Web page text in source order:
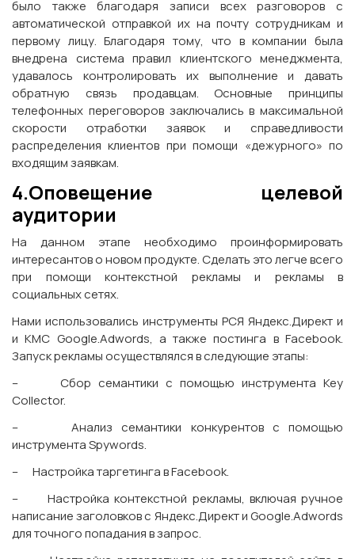
было также благодаря записи всех разговоров с
автоматической отправкой их на почту сотрудникам и
первому лицу. Благодаря тому, что в компании была
внедрена система правил клиентского менеджмента,
удавалось контролировать их выполнение и давать
обратную связь продавцам. Основные принципы
телефонных переговоров заключались в максимальной
скорости отработки заявок и справедливости
распределения клиентов при помощи «дежурного» по
входящим заявкам.
4.Оповещение целевой
аудитории
На данном этапе необходимо проинформировать
интересантов о новом продукте. Сделать это легче всего
при помощи контекстной рекламы и рекламы в
социальных сетях.
Нами использовались инструменты РСЯ Яндекс.Директ и
и КМС Google.Adwords, а также постинга в Facebook.
Запуск рекламы осуществлялся в следующие этапы:
– Сбор семантики с помощью инструмента Key
Collector.
– Анализ семантики конкурентов с помощью
инструмента Spywords.
– Настройка таргетинга в Facebook.
– Настройка контекстной рекламы, включая ручное
написание заголовков с Яндекс.Директ и Google.Adwords
для точного попадания в запрос.